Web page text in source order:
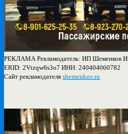
РЕКЛАМА Рекламодатель: ИП Шеменков
ERID: 2Vtzqw6s3o7 ИНН: 240404060782
Сайт рекламодателя shemenkov.ru